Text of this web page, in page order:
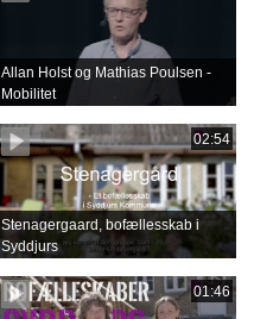
Allan Holst og Mathias Poulsen -
Mobilitet
02:54
Stenagergaard, bofællesskab i
Syddjurs
01:46